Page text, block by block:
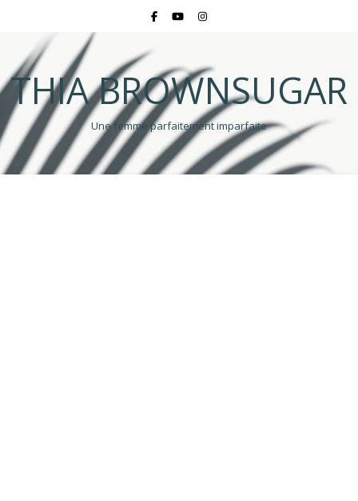
THIA BROWNSUGAR
Une femme parfaitement imparfaite